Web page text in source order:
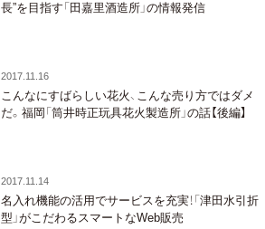
長”を目指す「田嘉里酒造所」の情報発信
2017.11.16
こんなにすばらしい花火、こんな売り方ではダメ
だ。福岡「筒井時正玩具花火製造所」の話【後編】
2017.11.14
名入れ機能の活用でサービスを充実！「津田水引折
型」がこだわるスマートなWeb販売